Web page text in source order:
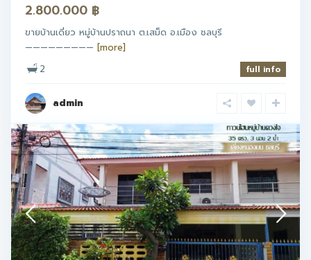
2.800.000 ฿
ขายบ้านเดี่ยว หมู่บ้านปราถนา ต.เสม็ด อ.เมือง ชลบุรี
————————— [more]
2
full info
admin